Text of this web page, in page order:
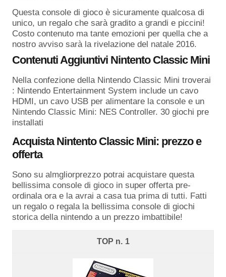
Questa console di gioco è sicuramente qualcosa di
unico, un regalo che sarà gradito a grandi e piccini!
Costo contenuto ma tante emozioni per quella che a
nostro avviso sarà la rivelazione del natale 2016.
Contenuti Aggiuntivi Nintento Classic Mini
Nella confezione della Nintendo Classic Mini troverai
: Nintendo Entertainment System include un cavo
HDMI, un cavo USB per alimentare la console e un
Nintendo Classic Mini: NES Controller. 30 giochi pre
installati
Acquista Nintento Classic Mini: prezzo e
offerta
Sono su almgliorprezzo potrai acquistare questa
bellissima console di gioco in super offerta pre-
ordinala ora e la avrai a casa tua prima di tutti. Fatti
un regalo o regala la bellissima console di giochi
storica della nintendo a un prezzo imbattibile!
1